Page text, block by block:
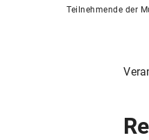
Teilnehmende der